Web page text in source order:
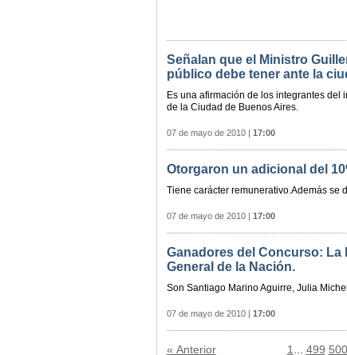
Señalan que el Ministro
público debe tener ante la
Es una afirmación de los integrantes
de la Ciudad de Buenos Aires.
07 de mayo de 2010| 17:00
Otorgaron un adicional del
Tiene carácter remunerativo.Además se
07 de mayo de 2010| 17:00
Ganadores del Concurso:
General de la Nación.
Son Santiago Marino Aguirre, Julia
07 de mayo de 2010| 17:00
« Anterior 1 499 500